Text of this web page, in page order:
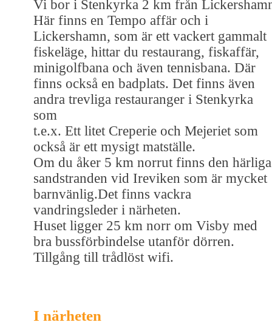
Vi bor i Stenkyrka 2 km från
Här finns en Tempo affär och i
Lickershamn, som är ett vackert gammalt
fiskeläge, hittar du restaurang, fiskaffär,
minigolfbana och även tennisbana. Där
finns också en badplats. Det finns även
andra trevliga restauranger i Stenkyrka
som
t.e.x. Ett litet Creperie och Mejeriet som
också är ett mysigt matställe.
Om du åker 5 km norrut finns den härliga
sandstranden vid Ireviken som är mycket
barnvänlig.Det finns vackra
vandringsleder i närheten.
Huset ligger 25 km norr om Visby med
bra bussförbindelse utanför dörren.
Tillgång till trådlöst wifi.
I närheten